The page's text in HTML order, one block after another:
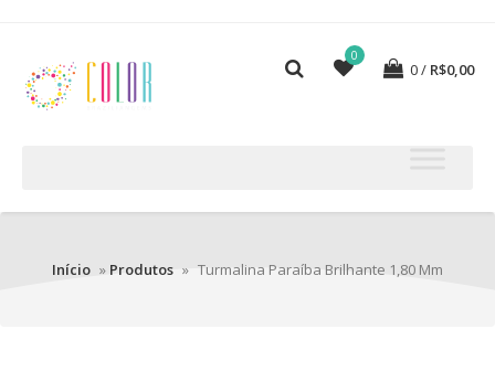
0
0 R$0,00
Início » Produtos » Turmalina Paraíba Brilhante 1,80 Mm